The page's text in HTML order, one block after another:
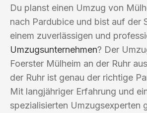
Du planst einen Umzug von
nach Pardubice und bist auf der
einem zuverlässigen und
Umzugsunternehmen? Der
Foerster Mülheim an der Ruhr
der Ruhr ist genau der richtige
Mit langjähriger Erfahrung und
spezialisierten Umzugsexperten